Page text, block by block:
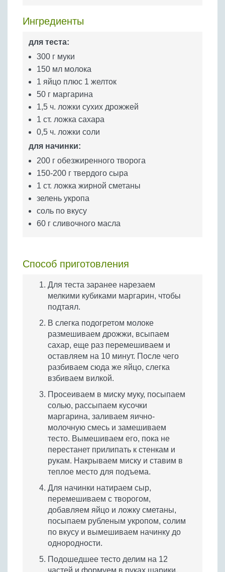
Яйца
Ингредиенты
для теста:
300 г муки
150 мл молока
1 яйцо плюс 1 желток
50 г маргарина
1,5 ч. ложки сухих дрожжей
1 ст. ложка сахара
0,5 ч. ложки соли
для начинки:
200 г обезжиренного творога
150-200 г твердого сыра
1 ст. ложка жирной сметаны
зелень укропа
соль по вкусу
60 г сливочного масла
Способ приготовления
Для теста заранее нарезаем
мелкими кубиками маргарин, чтобы
подтаял.
В слегка подогретом молоке
размешиваем дрожжи, всыпаем
сахар, еще раз перемешиваем и
оставляем на 10 минут. После чего
разбиваем сюда же яйцо, слегка
взбиваем вилкой.
Просеиваем в миску муку, посыпаем
солью, рассыпаем кусочки
маргарина, заливаем яично-
молочную смесь и замешиваем
тесто. Вымешиваем его, пока не
перестанет прилипать к стенкам и
рукам. Накрываем миску и ставим в
теплое место для подъема.
Для начинки натираем сыр,
перемешиваем с творогом,
добавляем яйцо и ложку сметаны,
посыпаем рубленым укропом, солим
по вкусу и вымешиваем начинку до
однородности.
Подошедшее тесто делим на 12
частей и формуем в руках шарики,